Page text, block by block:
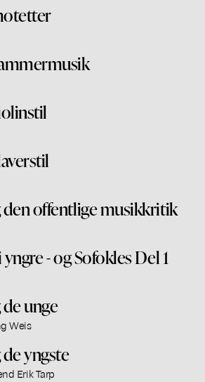
den offentlige musikkritik
- og Sofokles Del 1
unge
Weis
yngste
Erik Tarp